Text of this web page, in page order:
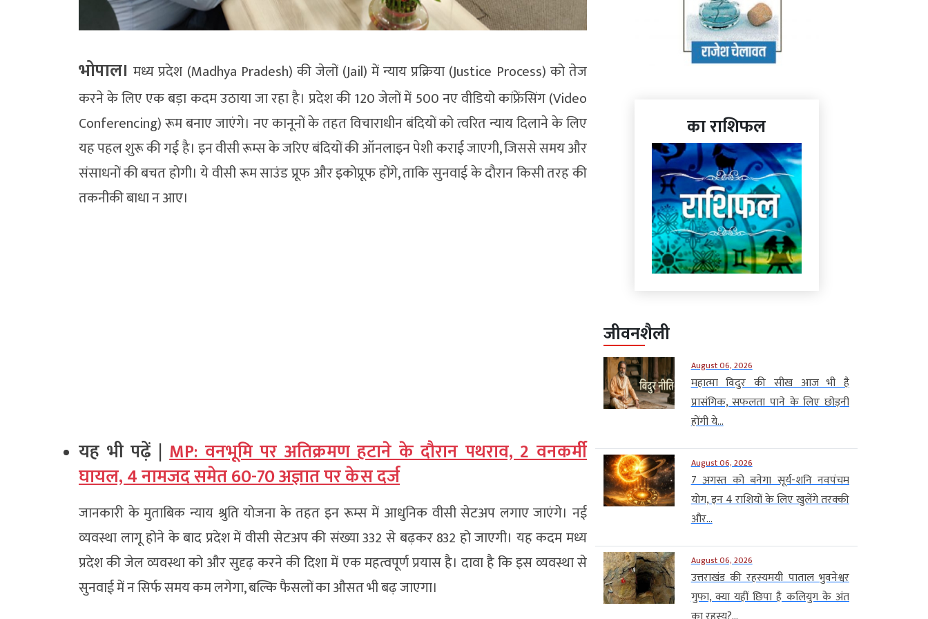
भोपाल। मध्य प्रदेश (Madhya Pradesh) की जेलों (Jail) में न्याय प्रक्रिया (Justice Process) को तेज
करने के लिए एक बड़ा कदम उठाया जा रहा है। प्रदेश की 120 जेलों में 500 नए वीडियो कांफ्रेंसिंग (Video
Conferencing) रूम बनाए जाएंगे। नए कानूनों के तहत विचाराधीन बंदियों को त्वरित न्याय दिलाने के लिए
यह पहल शुरू की गई है। इन वीसी रूम्स के जरिए बंदियों की ऑनलाइन पेशी कराई जाएगी, जिससे समय और
संसाधनों की बचत होगी। ये वीसी रूम साउंड प्रूफ और इकोप्रूफ होंगे, ताकि सुनवाई के दौरान किसी तरह की
तकनीकी बाधा न आए।
यह भी पढ़ें |MP: वनभूमि पर अतिक्रमण हटाने के दौरान पथराव, 2 वनकर्मी
घायल, 4 नामजद समेत 60-70 अज्ञात पर केस दर्ज
जानकारी के मुताबिक न्याय श्रुति योजना के तहत इन रूम्स में आधुनिक वीसी सेटअप लगाए जाएंगे। नई
व्यवस्था लागू होने के बाद प्रदेश में वीसी सेटअप की संख्या 332 से बढ़कर 832 हो जाएगी। यह कदम मध्य
प्रदेश की जेल व्यवस्था को और सुदृढ़ करने की दिशा में एक महत्वपूर्ण प्रयास है। दावा है कि इस व्यवस्था से
सुनवाई में न सिर्फ समय कम लगेगा, बल्कि फैसलों का औसत भी बढ़ जाएगा।
का राशिफल
जीवनशैली
August 06, 2026
महात्मा विदुर की सीख आज भी है
प्रासंगिक, सफलता पाने के लिए छोड़नी
होंगी ये...
August 06, 2026
7 अगस्त को बनेगा सूर्य-शनि नवपंचम
योग, इन 4 राशियों के लिए खुलेंगे तरक्की
और...
August 06, 2026
उत्तराखंड की रहस्यमयी पाताल भुवनेश्वर
गुफा, क्या यहीं छिपा है कलियुग के अंत